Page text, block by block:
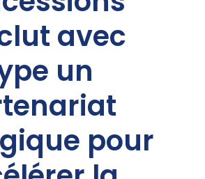
avec
un
pour